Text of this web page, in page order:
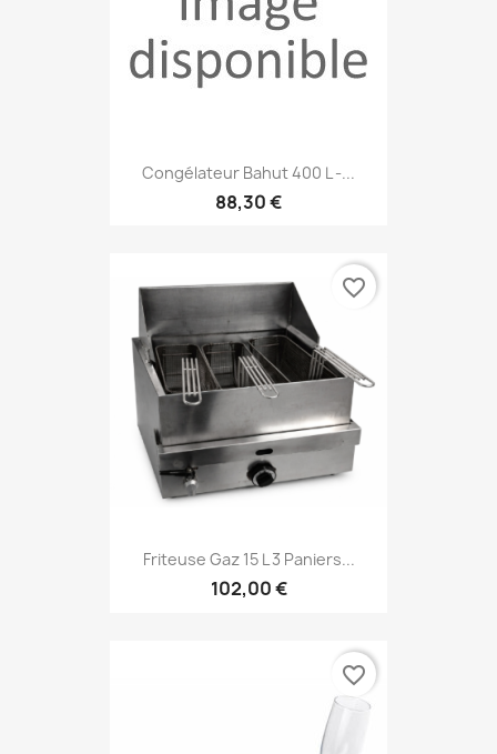
Congélateur Bahut 400 L -...
88,30 €
Friteuse Gaz 15 L 3 Paniers...
102,00 €
favorite_border
favorite_border